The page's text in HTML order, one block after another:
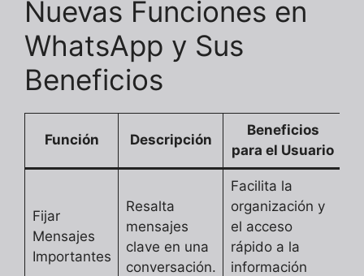
Nuevas Funciones en
WhatsApp y Sus
Beneficios
Función Descripción
Beneficios
para el Usuario
Fijar
Mensajes
Importantes
Resalta
mensajes
clave en una
conversación.
Facilita la
organización y
el acceso
rápido a la
información